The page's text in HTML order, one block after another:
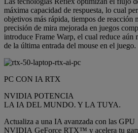
máxima capacidad de respuesta, lo cual
objetivos más rápida, tiempos de reacción
precisión de mira mejorada en juegos
introduce Frame Warp, el cual reduce aún
de la última entrada del mouse en el juego.
PC CON IA RTX
NVIDIA POTENCIA
LA IA DEL MUNDO. Y LA TUYA.
Actualiza a una IA avanzada con las GPU
NVIDIA GeForce RTX™ y acelera tu